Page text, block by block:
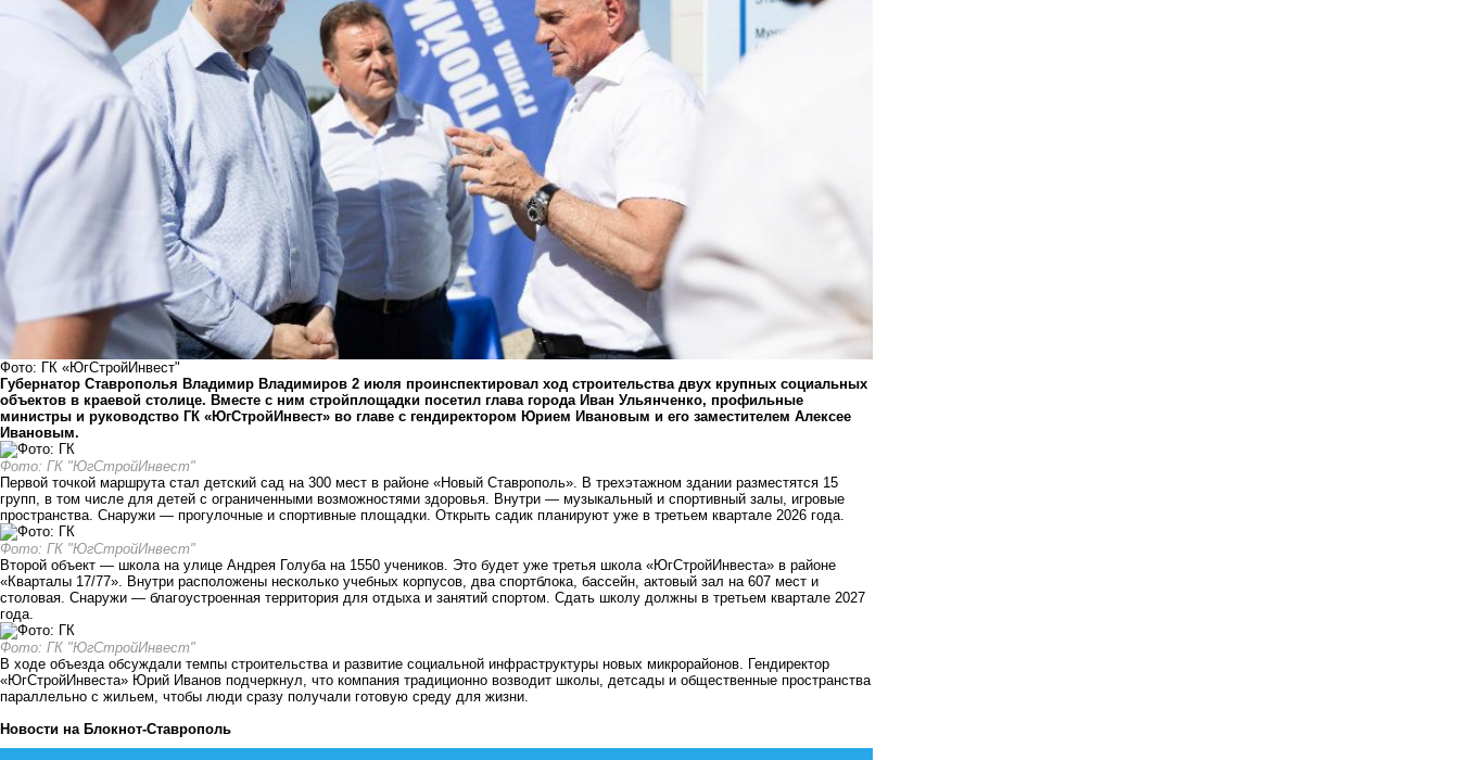
Фото: ГК «ЮгСтройИнвест"
Губернатор Ставрополья Владимир Владимиров 2 июля проинспектировал ход строительства двух крупных социальных
объектов в краевой столице. Вместе с ним стройплощадки посетил глава города Иван Ульянченко, профильные
министры и руководство ГК «ЮгСтройИнвест» во главе с гендиректором Юрием Ивановым и его заместителем Алексее
Ивановым.
Фото: ГК "ЮгСтройИнвест"
Первой точкой маршрута стал детский сад на 300 мест в районе «Новый Ставрополь». В трехэтажном здании разместятся 15
групп, в том числе для детей с ограниченными возможностями здоровья. Внутри — музыкальный и спортивный залы, игровые
пространства. Снаружи — прогулочные и спортивные площадки. Открыть садик планируют уже в третьем квартале 2026 года.
Фото: ГК "ЮгСтройИнвест"
Второй объект — школа на улице Андрея Голуба на 1550 учеников. Это будет уже третья школа «ЮгСтройИнвеста» в районе
«Кварталы 17/77». Внутри расположены несколько учебных корпусов, два спортблока, бассейн, актовый зал на 607 мест и
столовая. Снаружи — благоустроенная территория для отдыха и занятий спортом. Сдать школу должны в третьем квартале 2027
года.
Фото: ГК "ЮгСтройИнвест"
В ходе объезда обсуждали темпы строительства и развитие социальной инфраструктуры новых микрорайонов. Гендиректор
«ЮгСтройИнвеста» Юрий Иванов подчеркнул, что компания традиционно возводит школы, детсады и общественные пространства
параллельно с жильем, чтобы люди сразу получали готовую среду для жизни.
Новости на Блoкнoт-Ставрополь